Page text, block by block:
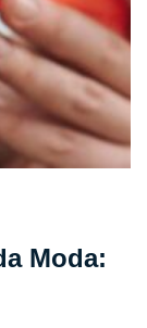
Moda: